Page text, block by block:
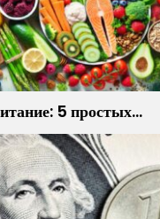
5 простых…